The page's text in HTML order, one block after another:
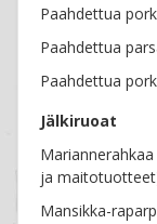
Paahdettua
Paahdettua
Paahdettua
Jälkiruoat
ja
Mansikka-
Kokemuksesi
tärkeä. Arviosi
asiakkaita
Kiitos, että
meille kaikille.